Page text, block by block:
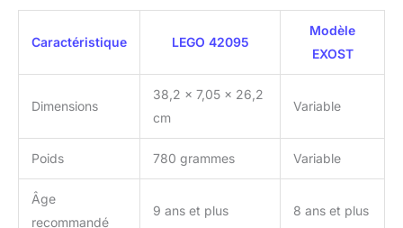
Caractéristique LEGO 42095
Modèle
EXOST
Dimensions
38,2 x 7,05 x 26,2
cm
Variable
Poids 780 grammes Variable
Âge
recommandé
9 ans et plus 8 ans et plus